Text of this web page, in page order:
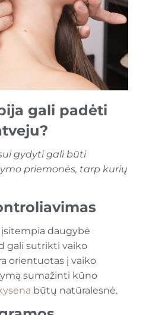
gali padėti
gydyti gali būti
priemonės, tarp kurių
daugybė
gali sutrikti vaiko
orientuotas į vaiko
sumažinti kūno
būtų natūralesnė.